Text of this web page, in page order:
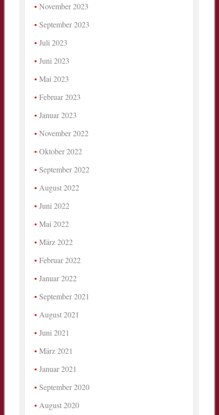
November 2023
September 2023
Juli 2023
Juni 2023
Mai 2023
Februar 2023
Januar 2023
November 2022
Oktober 2022
September 2022
August 2022
Juni 2022
Mai 2022
März 2022
Februar 2022
Januar 2022
September 2021
August 2021
Juni 2021
März 2021
Januar 2021
September 2020
August 2020